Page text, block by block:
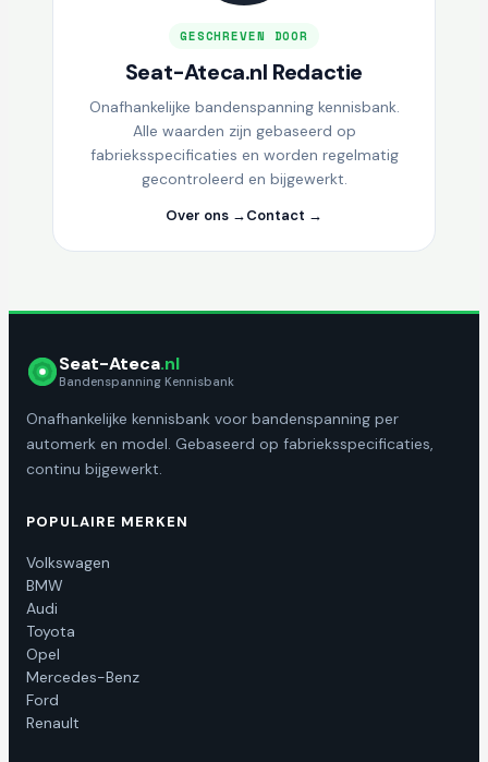
GESCHREVEN DOOR
Seat-Ateca.nl Redactie
Onafhankelijke bandenspanning kennisbank.
Alle waarden zijn gebaseerd op
fabrieksspecificaties en worden regelmatig
gecontroleerd en bijgewerkt.
Over ons →Contact →
Seat-Ateca.nl
Bandenspanning Kennisbank
Onafhankelijke kennisbank voor bandenspanning per
automerk en model. Gebaseerd op fabrieksspecificaties,
continu bijgewerkt.
POPULAIRE MERKEN
Volkswagen
BMW
Audi
Toyota
Opel
Mercedes-Benz
Ford
Renault